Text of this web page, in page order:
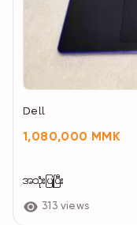
Dell
1,080,000 MMK
အသုံးပြုပြီး
313 views